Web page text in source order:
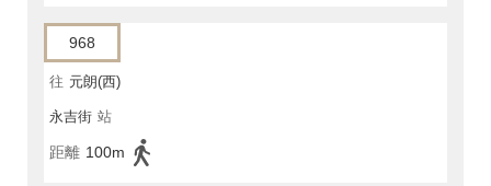
968
往 元朗(西)
永吉街 站
距離 100m